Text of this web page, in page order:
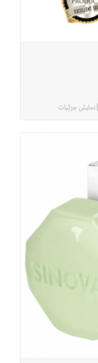
نمایش جزئیات